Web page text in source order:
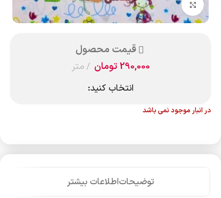
بزرگنمایی تصویر
قیمت محصول
290,000تومان متر
انتخاب کنید:
در انبار موجود نمی باشد
توضیحاتاطلاعات بیشتر